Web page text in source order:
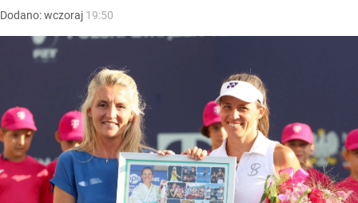
Dodano:wczoraj 19:50